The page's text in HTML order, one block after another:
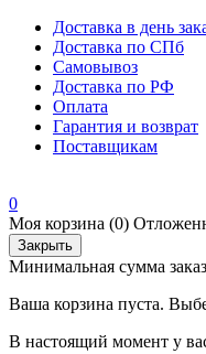
Доставка в день
Доставка по СПб
Самовывоз
Доставка по РФ
Оплата
Гарантия и возврат
Поставщикам
0
Моя корзина (0)
Закрыть
Минимальная сумма
Ваша корзина пуста.
В настоящий момент у